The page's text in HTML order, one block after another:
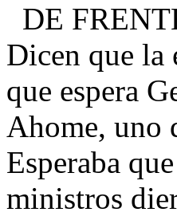
DE
Dicen que la
que espera
Ahome, uno
Esperaba
ministros